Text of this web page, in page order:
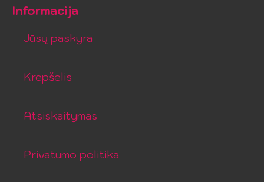
Informacija
Jūsų paskyra
Krepšelis
Atsiskaitymas
Privatumo politika